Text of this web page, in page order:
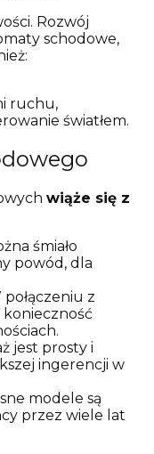
Rozwój
schodowe,
ruchu,
światłem.
wiąże się z
śmiało
powód, dla
połączeniu z
jest prosty i
ingerencji w
modele są
przez wiele lat